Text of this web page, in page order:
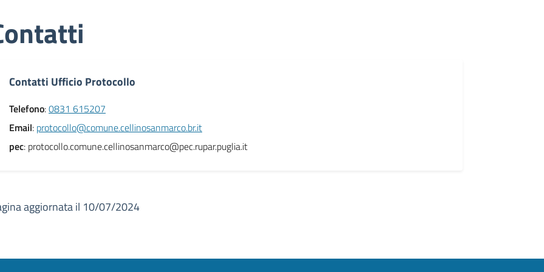
Contatti Ufficio Protocollo
Telefono:0831 615207
Email: protocollo@comune.cellinosanmarco.br.it
pec: protocollo.comune.cellinosanmarco@pec.rupar.puglia.it
aggiornata il 10/07/2024